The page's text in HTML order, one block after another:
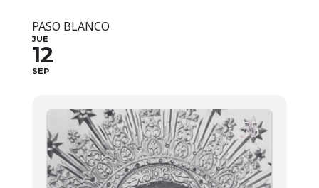
PASO BLANCO
JUE
12
SEP